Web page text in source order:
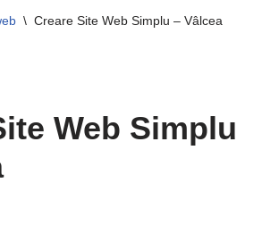
\ Creare Site Web Simplu – Vâlcea
Web Simplu